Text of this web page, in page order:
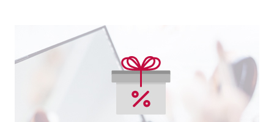
CAROLINA HERRERA
CAROLINA HERRERA 212 VIP
ROSE EDP 80 ML VP.